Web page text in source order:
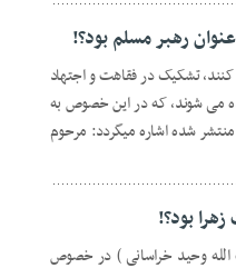
رهبر مسلم بود؟!
تشکیک در فقاهت و اجتهاد
می شوند، که در این خصوص به
شده اشاره میگردد: مرحوم
بود؟!
الله وحید خراسانی ) در خصوص